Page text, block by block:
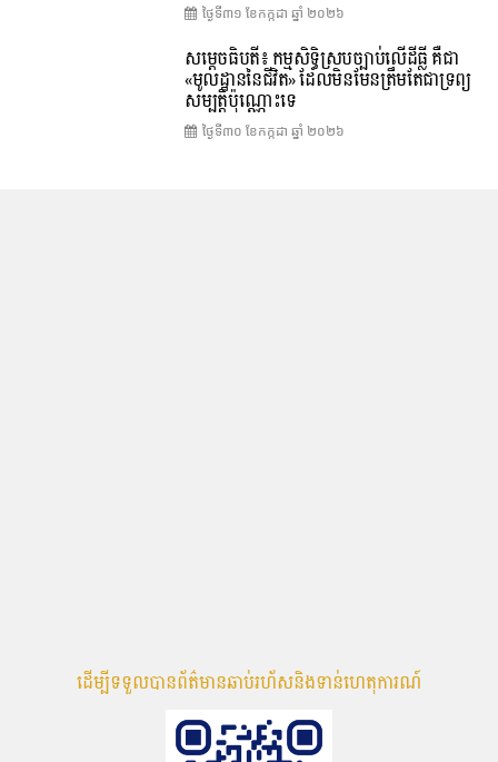
ថ្ងៃទី៣១ ខែ​កក្កដា ឆ្នាំ ២០២៦
សម្តេចធិបតី៖ កម្មសិទ្ធិស្របច្បាប់លើដីធ្លី គឺជា
«មូលដ្ឋាននៃជីវិត» ដែលមិនមែនត្រឹមតែជាទ្រព្យ
សម្បត្តិប៉ុណ្ណោះទេ
ថ្ងៃទី៣០ ខែ​កក្កដា ឆ្នាំ ២០២៦
ដើម្បីទទួលបានព័ត៌មានឆាប់រហ័សនិងទាន់ហេតុការណ៍